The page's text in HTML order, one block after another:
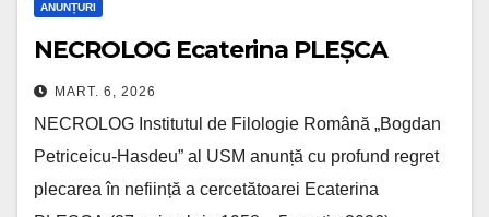
ANUNȚURI
NECROLOG Ecaterina PLEȘCA
MART. 6, 2026
NECROLOG Institutul de Filologie Română „Bogdan
Petriceicu-Hasdeu” al USM anunță cu profund regret
plecarea în neființă a cercetătoarei Ecaterina